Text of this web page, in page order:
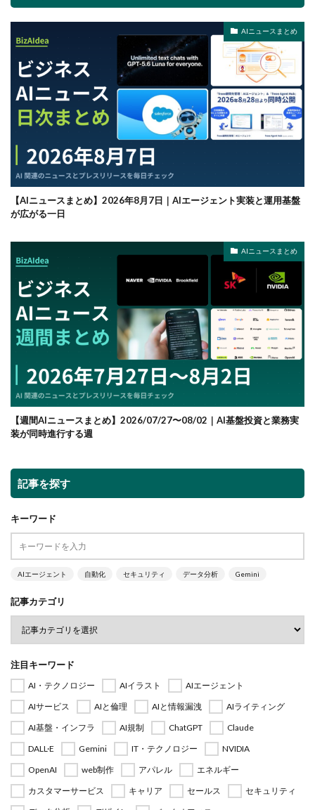
AIニュースまとめ
【AIニュースまとめ】2026年8月7日｜AIエージェント実装と運用基盤
が広がる一日
AIニュースまとめ
【週間AIニュースまとめ】2026/07/27〜08/02｜AI基盤投資と業務実
装が同時進行する週
記事を探す
キーワード
AIエージェント 自動化 セキュリティ データ分析 Gemini
記事カテゴリ
注目キーワード
AI・テクノロジー AIイラスト
AIエージェント
AIサービス
AIと倫理 AIと情報漏洩
AIライティング
AI基盤・インフラ
AI規制 ChatGPT
Claude
DALL·E
Gemini IT・テクノロジー
NVIDIA
OpenAI
web制作 アパレル
エネルギー
カスタマーサービス
キャリア セールス
セキュリティ